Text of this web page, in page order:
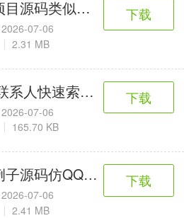
目源码类似于360云盘的网
2026-07-06
2.31 MB
下载
系人快速索引源码
2026-07-06
165.70 KB
下载
子源码仿QQ的基于Bmob的
2026-07-06
2.41 MB
下载